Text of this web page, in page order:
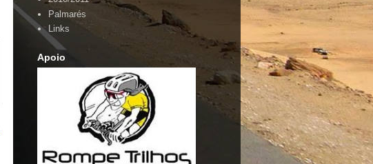
Palmarés
Links
Apoio